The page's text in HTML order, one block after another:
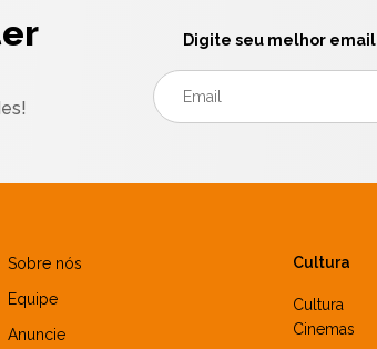
Digite seu melhor email
Sobre nós
Equipe
Anuncie
Cultura
Cultura
Cinemas